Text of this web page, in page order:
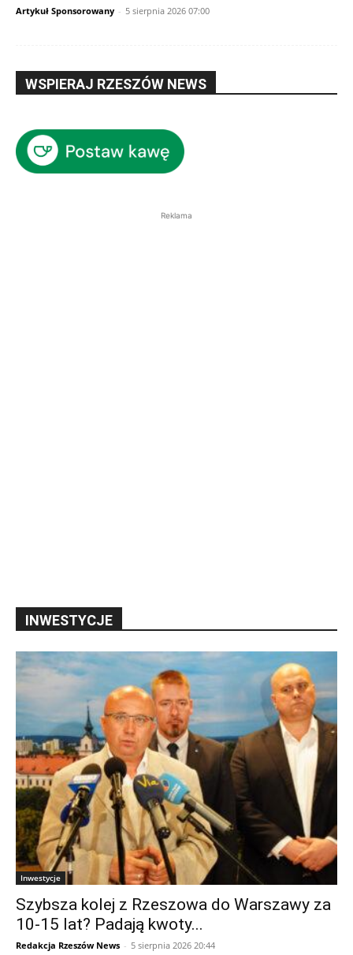
Artykuł Sponsorowany - 5 sierpnia 2026 07:00
WSPIERAJ RZESZÓW NEWS
Reklama
INWESTYCJE
Inwestycje
Szybsza kolej z Rzeszowa do Warszawy za
10-15 lat? Padają kwoty...
Redakcja Rzeszów News - 5 sierpnia 2026 20:44